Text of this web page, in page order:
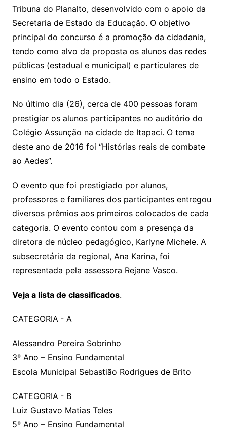
Tribuna do Planalto, desenvolvido com o apoio da
Secretaria de Estado da Educação. O objetivo
principal do concurso é a promoção da cidadania,
tendo como alvo da proposta os alunos das redes
públicas (estadual e municipal) e particulares de
ensino em todo o Estado.
No último dia (26), cerca de 400 pessoas foram
prestigiar os alunos participantes no auditório do
Colégio Assunção na cidade de Itapaci. O tema
deste ano de 2016 foi “Histórias reais de combate
ao Aedes”.
O evento que foi prestigiado por alunos,
professores e familiares dos participantes entregou
diversos prêmios aos primeiros colocados de cada
categoria. O evento contou com a presença da
diretora de núcleo pedagógico, Karlyne Michele. A
subsecretária da regional, Ana Karina, foi
representada pela assessora Rejane Vasco.
Veja a lista de classificados.
CATEGORIA - A
Alessandro Pereira Sobrinho
3º Ano – Ensino Fundamental
Escola Municipal Sebastião Rodrigues de Brito
CATEGORIA - B
Luiz Gustavo Matias Teles
5º Ano – Ensino Fundamental